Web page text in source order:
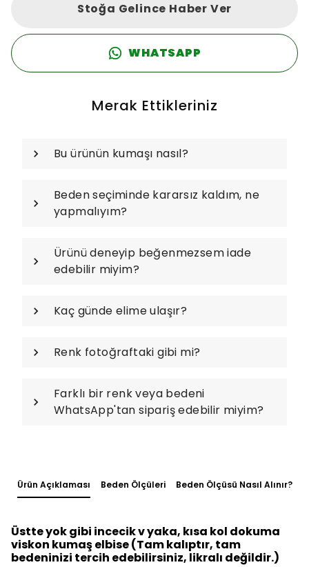
Stoğa Gelince Haber Ver
WHATSAPP
Merak Ettikleriniz
Bu ürünün kumaşı nasıl?
Beden seçiminde kararsız kaldım, ne
yapmalıyım?
Ürünü deneyip beğenmezsem iade
edebilir miyim?
Kaç günde elime ulaşır?
Renk fotoğraftaki gibi mi?
Farklı bir renk veya bedeni
WhatsApp'tan sipariş edebilir miyim?
Ürün Açıklaması Beden Ölçüleri Beden Ölçüsü Nasıl Alınır?
Üstte yok gibi incecik v yaka, kısa kol dokuma
viskon kumaş elbise (Tam kalıptır, tam
bedeninizi tercih edebilirsiniz, likralı değildir.)